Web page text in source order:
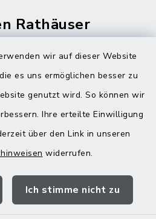
wir auf dieser Website
es uns ermöglichen besser zu
genutzt wird. So können wir
Ihre erteilte Einwilligung
über den Link in unseren
widerrufen.
Ich stimme nicht zu
Rathäuser